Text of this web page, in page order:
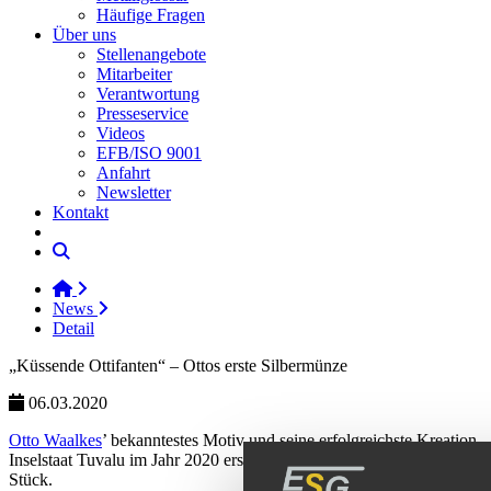
Häufige Fragen
Über uns
Stellenangebote
Mitarbeiter
Verantwortung
Presseservice
Videos
EFB/ISO 9001
Anfahrt
Newsletter
Kontakt
News
Detail
„Küssende Ottifanten“ – Ottos erste Silbermünze
06.03.2020
Otto Waalkes’ bekanntestes Motiv und seine erfolgreichste Kreation
Inselstaat Tuvalu im Jahr 2020 erstmals eine
Stück.